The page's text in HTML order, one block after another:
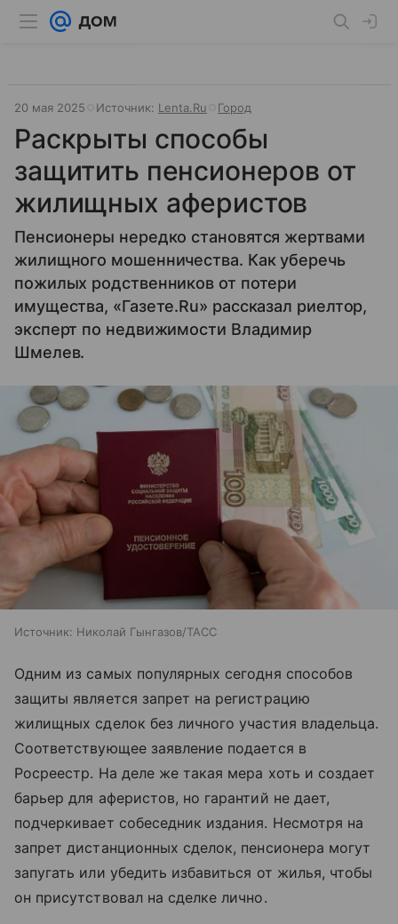
20 мая 2025 Источник: Lenta.Ru Город
Раскрыты способы
защитить пенсионеров от
жилищных аферистов
Пенсионеры нередко становятся жертвами
жилищного мошенничества. Как уберечь
пожилых родственников от потери
имущества, «Газете.Ru» рассказал риелтор,
эксперт по недвижимости Владимир
Шмелев.
Источник: Николай Гынгазов/ТАСС
Одним из самых популярных сегодня способов
защиты является запрет на регистрацию
жилищных сделок без личного участия владельца.
Соответствующее заявление подается в
Росреестр. На деле же такая мера хоть и создает
барьер для аферистов, но гарантий не дает,
подчеркивает собеседник издания. Несмотря на
запрет дистанционных сделок, пенсионера могут
запугать или убедить избавиться от жилья, чтобы
он присутствовал на сделке лично.